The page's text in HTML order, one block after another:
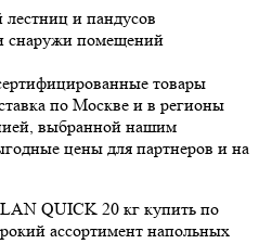
лестниц и пандусов
снаружи помещений
товары
по Москве и в регионы
выбранной нашим
цены для партнеров и на
QUICK 20 кг купить по
ассортимент напольных